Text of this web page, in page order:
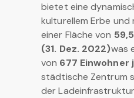
bietet eine
kulturellem Erbe
einer Fläche von
(31. Dez. 2022)was
von 677 Einwohner
städtische Zentrum
der